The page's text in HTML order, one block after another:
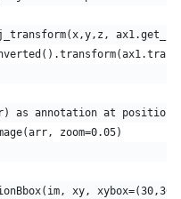
as annotation at position
zoom=0.05)
xy,